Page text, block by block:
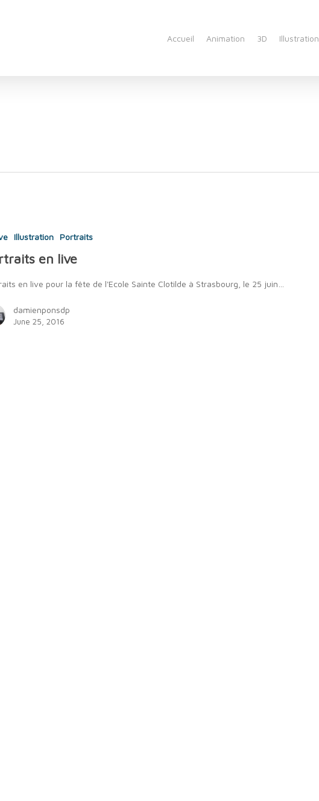
Accueil Animation 3D Illustration
Illustration Portraits
en live
en live pour la fête de l'Ecole Sainte Clotilde à Strasbourg, le 25 juin…
damienponsdp
June 25, 2016